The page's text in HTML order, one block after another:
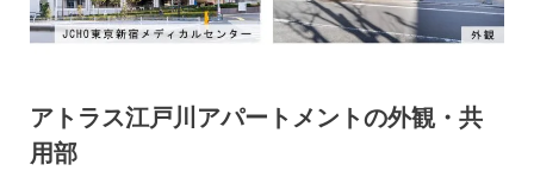
アトラス江戸川アパートメントの外観・共
用部